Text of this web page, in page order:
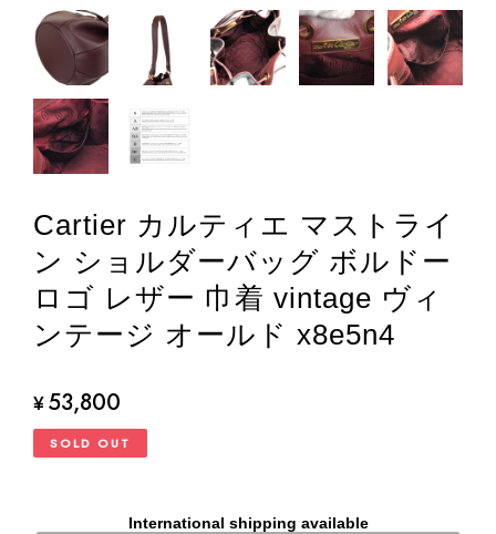
Cartier カルティエ マストライ
ン ショルダーバッグ ボルドー
ロゴ レザー 巾着 vintage ヴィ
ンテージ オールド x8e5n4
¥53,800
SOLD OUT
International shipping available